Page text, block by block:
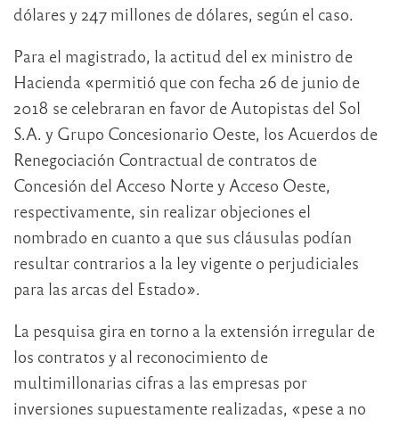
dólares y 247 millones de dólares, según el caso.
Para el magistrado, la actitud del ex ministro de
Hacienda «permitió que con fecha 26 de junio de
2018 se celebraran en favor de Autopistas del Sol
S.A. y Grupo Concesionario Oeste, los Acuerdos de
Renegociación Contractual de contratos de
Concesión del Acceso Norte y Acceso Oeste,
respectivamente, sin realizar objeciones el
nombrado en cuanto a que sus cláusulas podían
resultar contrarios a la ley vigente o perjudiciales
para las arcas del Estado».
La pesquisa gira en torno a la extensión irregular de
los contratos y al reconocimiento de
multimillonarias cifras a las empresas por
inversiones supuestamente realizadas, «pese a no